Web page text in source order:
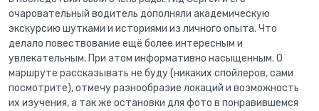
очаровательный водитель дополняли академическую
экскурсию шутками и историями из личного опыта. Что
делало повествование ещё более интересным и
увлекательным. При этом информативно насыщенным. О
маршруте рассказывать не буду (никаких спойлеров, сами
посмотрите), отмечу разнообразие локаций и возможность
их изучения, а так же остановки для фото в понравившемся